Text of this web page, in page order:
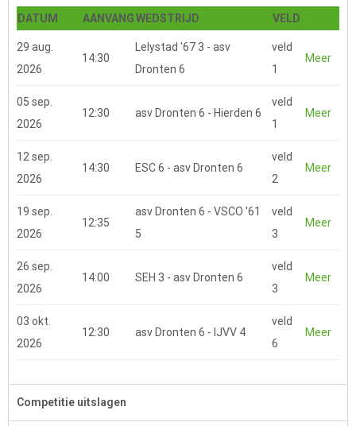
DATUM AANVANGWEDSTRIJD VELD
29 aug.
2026
14:30
Lelystad '67 3 - asv
Dronten 6
veld
1
Meer
05 sep.
2026
12:30 asv Dronten 6 - Hierden 6
veld
1
Meer
12 sep.
2026
14:30 ESC 6 - asv Dronten 6
veld
2
Meer
19 sep.
2026
12:35
asv Dronten 6 - VSCO '61
5
veld
3
Meer
26 sep.
2026
14:00 SEH 3 - asv Dronten 6
veld
3
Meer
03 okt.
2026
12:30 asv Dronten 6 - IJVV 4
veld
6
Meer
Competitie uitslagen